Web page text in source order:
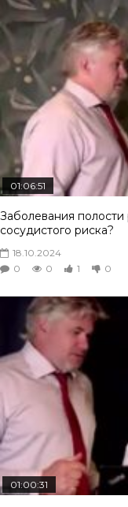
01:06:51
Заболевания
сосудистого риска?
18.10.2024
0
0 1 0
01:00:31